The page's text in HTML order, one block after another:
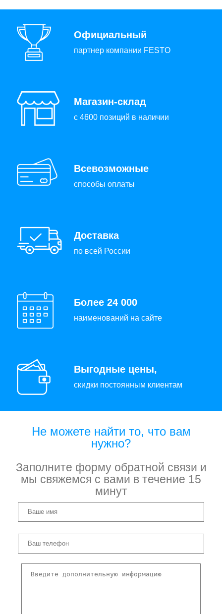
Официальный
партнер компании FESTO
Магазин-склад
с 4600 позиций в наличии
Всевозможные
способы оплаты
Доставка
по всей России
Более 24 000
наименований на сайте
Выгодные цены,
скидки постоянным клиентам
Не можете найти то, что вам
нужно?
Заполните форму обратной связи и
мы свяжемся с вами в течение 15
минут